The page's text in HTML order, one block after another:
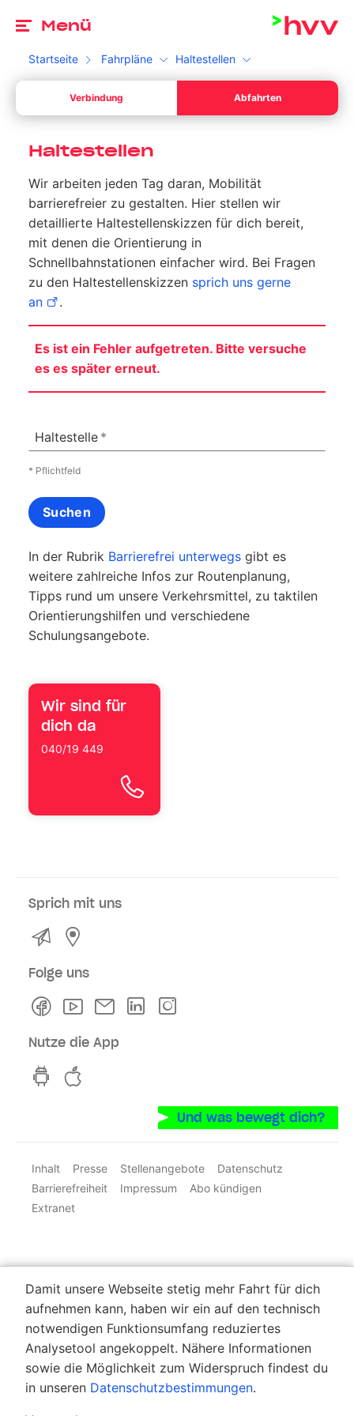
Menü
Startseite Fahrpläne Haltestellen
Verbindung Abfahrten
Dein Ziel *
Bitte wähle ein gültiges Datum aus.
Bitte gib eine Uhrzeit an.
Umschalten zwischen Abfahrt und AnkunftSuchen
Haltestellen
Wir arbeiten jeden Tag daran, Mobilität
barrierefreier zu gestalten. Hier stellen wir
detaillierte Haltestellenskizzen für dich bereit,
mit denen die Orientierung in
Schnellbahnstationen einfacher wird. Bei Fragen
zu den Haltestellenskizzen sprich uns gerne
an
.
Es ist ein Fehler aufgetreten. Bitte versuche
es es später erneut.
Haltestelle
* Pflichtfeld
Suchen
In der Rubrik Barrierefrei unterwegs gibt es
weitere zahlreiche Infos zur Routenplanung,
Tipps rund um unsere Verkehrsmittel, zu taktilen
Orientierungshilfen und verschiedene
Schulungsangebote.
Wir sind für
dich da
040/19 449
Sprich mit uns
Kontakt
Folge uns
FacebookYoutubeNewsletterLinkedln
Nutze die App
hvv switch App auf GooglePlay
Und was bewegt dich?
Inhalt Presse Stellenangebote
Datenschutz
Barrierefreiheit
Impressum
Abo kündigen
Extranet
Damit unsere Webseite stetig mehr Fahrt für dich
aufnehmen kann, haben wir ein auf den technisch
notwendigen Funktionsumfang reduziertes
Analysetool angekoppelt. Nähere Informationen
sowie die Möglichkeit zum Widerspruch findest du
in unseren Datenschutzbestimmungen.